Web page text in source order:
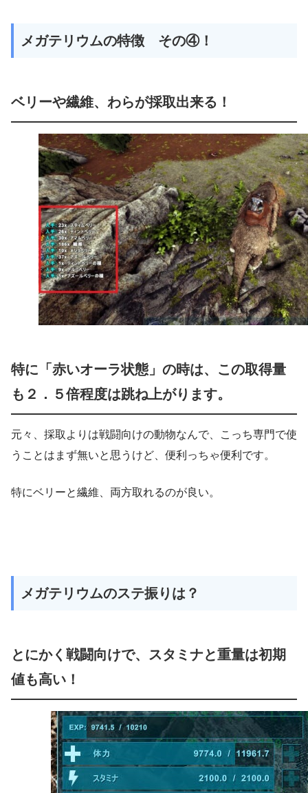
メガテリウムの特徴 その④！
ベリーや繊維、わらが採取出来る！
特に「赤いオーラ状態」の時は、この取得量
も２．５倍程度は跳ね上がります。
元々、採取よりは戦闘向けの動物なんで、こっち専門で使
うことはまず無いと思うけど、便利っちゃ便利です。
特にベリーと繊維、両方取れるのが良い。
メガテリウムのステ振りは？
とにかく戦闘向けで、スタミナと重量は初期
値も高い！